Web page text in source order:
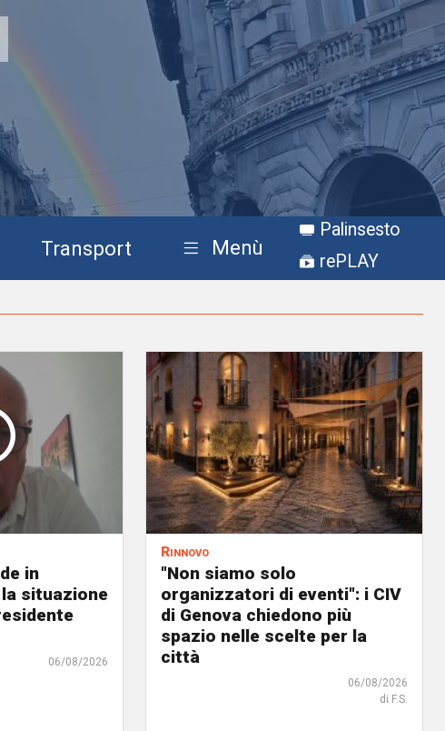
Transport Menù
Palinsesto
rePLAY
in
situazione
06/08/2026
Rinnovo
"Non siamo solo
organizzatori di eventi": i CIV
di Genova chiedono più
spazio nelle scelte per la
città
06/08/2026
di F.S.